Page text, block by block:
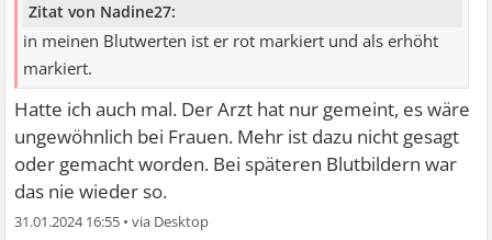
Zitat von Nadine27:
in meinen Blutwerten ist er rot markiert und als erhöht
markiert.
Hatte ich auch mal. Der Arzt hat nur gemeint, es wäre
ungewöhnlich bei Frauen. Mehr ist dazu nicht gesagt
oder gemacht worden. Bei späteren Blutbildern war
das nie wieder so.
31.01.2024 16:55 •